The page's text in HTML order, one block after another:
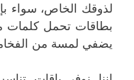
لذوقك الخاص، سواء
بطاقات تحمل كلمات
يضفي لمسة من